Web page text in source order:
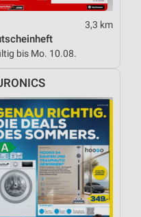
3,3 km
bis Mo. 10.08.